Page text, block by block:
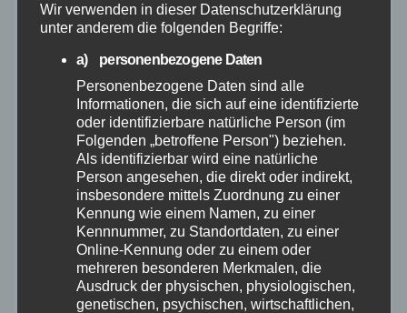
Mayen-Koblenz
Neuwied
Polizei
Rettungsdienst
Rhein-Lahn
Veranstaltungen
Wir verwenden in dieser Datenschutzerklärung
unter anderem die folgenden Begriffe:
a) personenbezogene Daten
Personenbezogene Daten sind alle
Informationen, die sich auf eine identifizierte
oder identifizierbare natürliche Person (im
Folgenden „betroffene Person") beziehen.
Als identifizierbar wird eine natürliche
Person angesehen, die direkt oder indirekt,
insbesondere mittels Zuordnung zu einer
Kennung wie einem Namen, zu einer
Kennnummer, zu Standortdaten, zu einer
Online-Kennung oder zu einem oder
mehreren besonderen Merkmalen, die
Ausdruck der physischen, physiologischen,
genetischen, psychischen, wirtschaftlichen,